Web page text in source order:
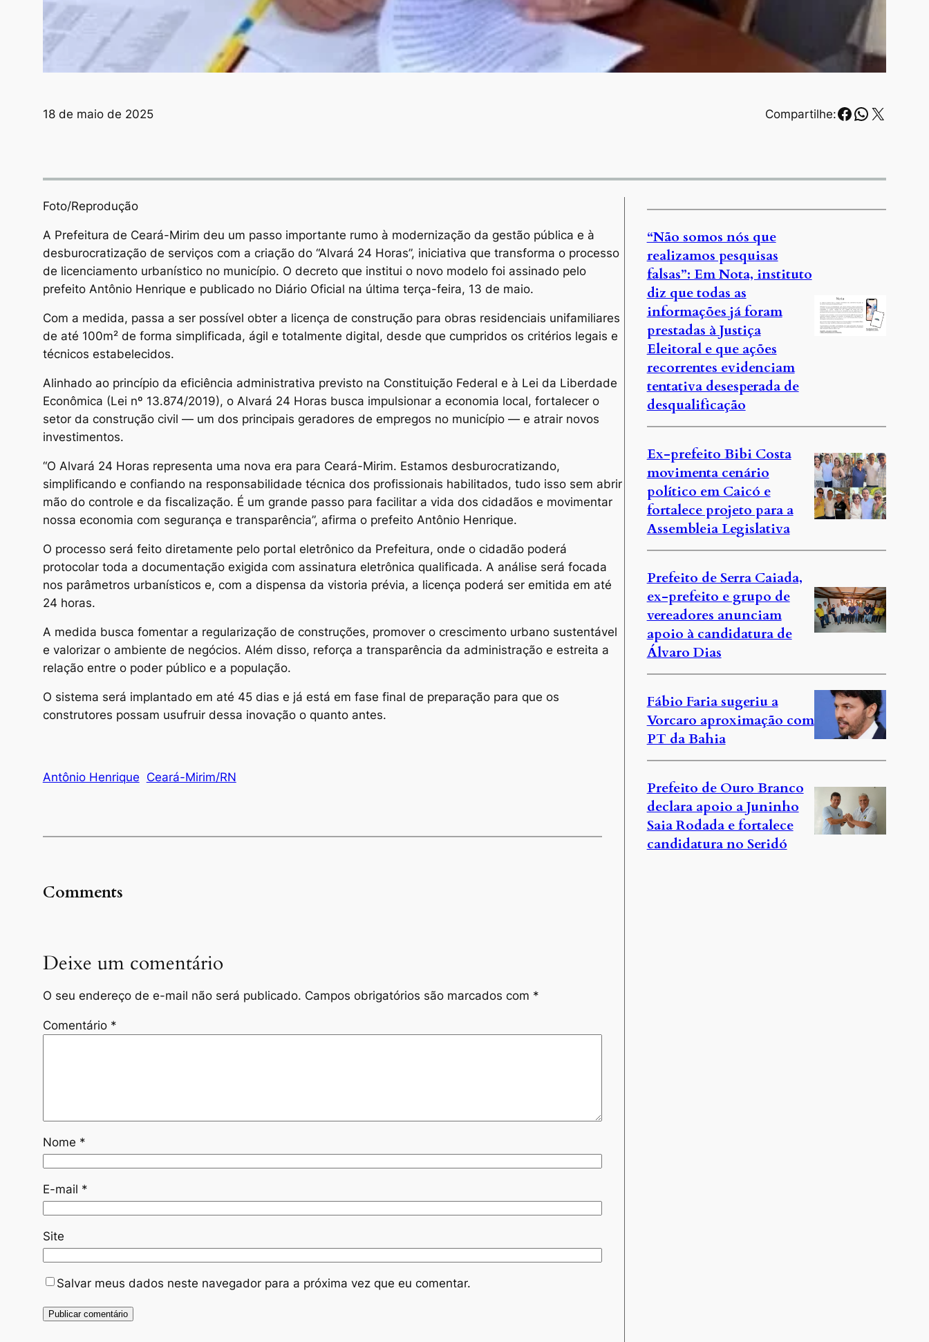
18 de maio de 2025 Compartilhe:Facebook
X
Foto/Reprodução
A Prefeitura de Ceará-Mirim deu um passo importante rumo à modernização da gestão pública e à
desburocratização de serviços com a criação do “Alvará 24 Horas”, iniciativa que transforma o processo
de licenciamento urbanístico no município. O decreto que institui o novo modelo foi assinado pelo
prefeito Antônio Henrique e publicado no Diário Oficial na última terça-feira, 13 de maio.
Com a medida, passa a ser possível obter a licença de construção para obras residenciais unifamiliares
de até 100m² de forma simplificada, ágil e totalmente digital, desde que cumpridos os critérios legais e
técnicos estabelecidos.
Alinhado ao princípio da eficiência administrativa previsto na Constituição Federal e à Lei da Liberdade
Econômica (Lei nº 13.874/2019), o Alvará 24 Horas busca impulsionar a economia local, fortalecer o
setor da construção civil — um dos principais geradores de empregos no município — e atrair novos
investimentos.
“O Alvará 24 Horas representa uma nova era para Ceará-Mirim. Estamos desburocratizando,
simplificando e confiando na responsabilidade técnica dos profissionais habilitados, tudo isso sem abrir
mão do controle e da fiscalização. É um grande passo para facilitar a vida dos cidadãos e movimentar
nossa economia com segurança e transparência”, afirma o prefeito Antônio Henrique.
O processo será feito diretamente pelo portal eletrônico da Prefeitura, onde o cidadão poderá
protocolar toda a documentação exigida com assinatura eletrônica qualificada. A análise será focada
nos parâmetros urbanísticos e, com a dispensa da vistoria prévia, a licença poderá ser emitida em até
24 horas.
A medida busca fomentar a regularização de construções, promover o crescimento urbano sustentável
e valorizar o ambiente de negócios. Além disso, reforça a transparência da administração e estreita a
relação entre o poder público e a população.
O sistema será implantado em até 45 dias e já está em fase final de preparação para que os
construtores possam usufruir dessa inovação o quanto antes.
Antônio Henrique Ceará-Mirim/RN
Comments
Deixe um comentário
O seu endereço de e-mail não será publicado. Campos obrigatórios são marcados com *
Comentário *
Nome *
E-mail *
Site
Salvar meus dados neste navegador para a próxima vez que eu comentar.
“Não somos nós que
realizamos pesquisas
falsas”: Em Nota, instituto
diz que todas as
informações já foram
prestadas à Justiça
Eleitoral e que ações
recorrentes evidenciam
tentativa desesperada de
desqualificação
Ex-prefeito Bibi Costa
movimenta cenário
político em Caicó e
fortalece projeto para a
Assembleia Legislativa
Prefeito de Serra Caiada,
ex-prefeito e grupo de
vereadores anunciam
apoio à candidatura de
Álvaro Dias
Fábio Faria sugeriu a
Vorcaro aproximação com
PT da Bahia
Prefeito de Ouro Branco
declara apoio a Juninho
Saia Rodada e fortalece
candidatura no Seridó